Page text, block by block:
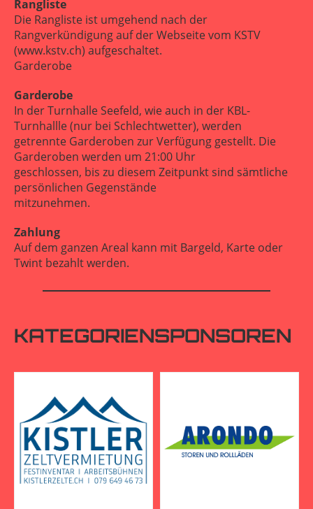
Rangliste
Die Rangliste ist umgehend nach der
Rangverkündigung auf der Webseite vom KSTV
(www.kstv.ch) aufgeschaltet.
Garderobe
Garderobe
In der Turnhalle Seefeld, wie auch in der KBL-
Turnhallle (nur bei Schlechtwetter), werden
getrennte Garderoben zur Verfügung gestellt. Die
Garderoben werden um 21:00 Uhr
geschlossen, bis zu diesem Zeitpunkt sind sämtliche
persönlichen Gegenstände
mitzunehmen.
Zahlung
Auf dem ganzen Areal kann mit Bargeld, Karte oder
Twint bezahlt werden.
KATEGORIENSPONSOREN